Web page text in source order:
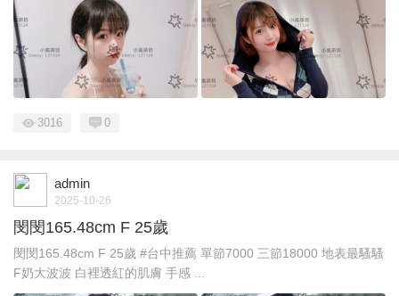
3016 0
admin
2025-10-26
閔閔165.48cm F 25歲
閔閔165.48cm F 25歲 #台中推薦 單節7000 三節18000 地表最騷騷
F奶大波波 白裡透紅的肌膚 手感 ...